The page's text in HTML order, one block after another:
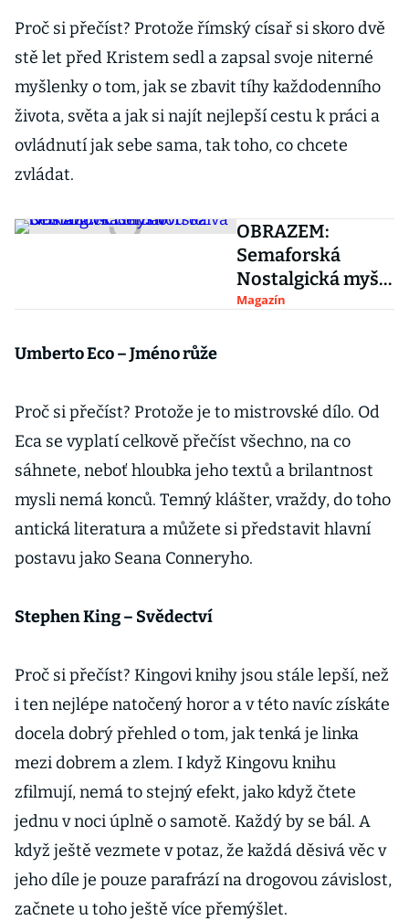
Proč si přečíst? Protože římský císař si skoro dvě
stě let před Kristem sedl a zapsal svoje niterné
myšlenky o tom, jak se zbavit tíhy každodenního
života, světa a jak si najít nejlepší cestu k práci a
ovládnutí jak sebe sama, tak toho, co chcete
zvládat.
OBRAZEM:
Semaforská
Nostalgická myš v
Šemanovicích
Magazín
Umberto Eco – Jméno růže
Proč si přečíst? Protože je to mistrovské dílo. Od
Eca se vyplatí celkově přečíst všechno, na co
sáhnete, neboť hloubka jeho textů a brilantnost
mysli nemá konců. Temný klášter, vraždy, do toho
antická literatura a můžete si představit hlavní
postavu jako Seana Conneryho.
Stephen King – Svědectví
Proč si přečíst? Kingovi knihy jsou stále lepší, než
i ten nejlépe natočený horor a v této navíc získáte
docela dobrý přehled o tom, jak tenká je linka
mezi dobrem a zlem. I když Kingovu knihu
zfilmují, nemá to stejný efekt, jako když čtete
jednu v noci úplně o samotě. Každý by se bál. A
když ještě vezmete v potaz, že každá děsivá věc v
jeho díle je pouze parafrází na drogovou závislost,
začnete u toho ještě více přemýšlet.